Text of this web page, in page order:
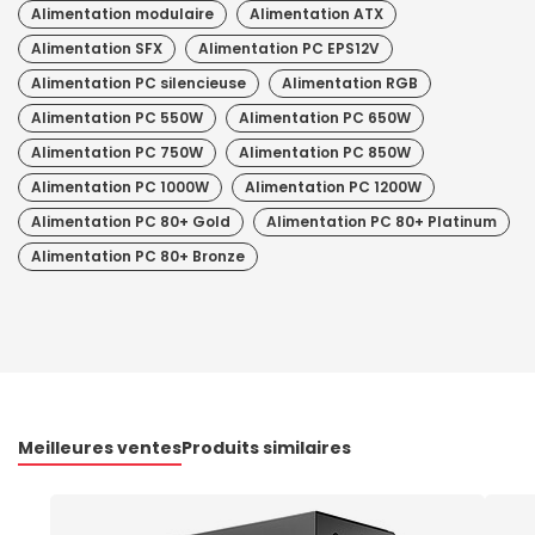
Alimentation modulaire
Alimentation ATX
Alimentation SFX
Alimentation PC EPS12V
Alimentation PC silencieuse
Alimentation RGB
Alimentation PC 550W
Alimentation PC 650W
Alimentation PC 750W
Alimentation PC 850W
Alimentation PC 1000W
Alimentation PC 1200W
Alimentation PC 80+ Gold
Alimentation PC 80+ Platinum
Alimentation PC 80+ Bronze
Meilleures ventesProduits similaires